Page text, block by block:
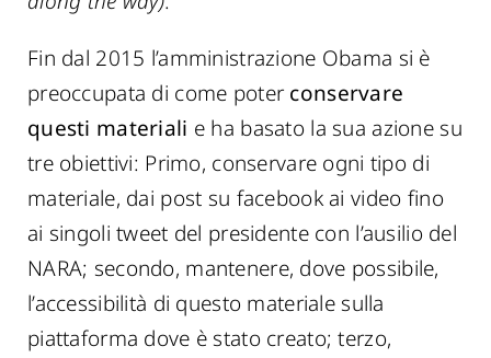
Fin dal 2015 l’amministrazione Obama si è
preoccupata di come poter conservare
questi materiali e ha basato la sua azione su
tre obiettivi: Primo, conservare ogni tipo di
materiale, dai post su facebook ai video fino
ai singoli tweet del presidente con l’ausilio del
NARA; secondo, mantenere, dove possibile,
l’accessibilità di questo materiale sulla
piattaforma dove è stato creato; terzo,